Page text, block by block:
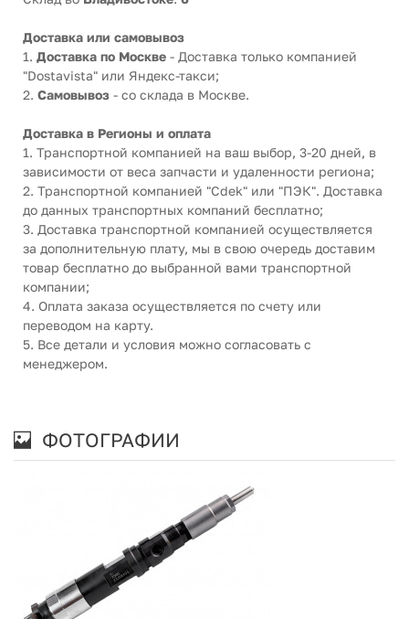
Доставка или самовывоз
1. Доставка по Москве - Доставка только компанией
"Dostavista" или Яндекс-такси;
2. Самовывоз - со склада в Москве.
Доставка в Регионы и оплата
1. Транспортной компанией на ваш выбор, 3-20 дней, в
зависимости от веса запчасти и удаленности региона;
2. Транспортной компанией "Cdek" или "ПЭК". Доставка
до данных транспортных компаний бесплатно;
3. Доставка транспортной компанией осуществляется
за дополнительную плату, мы в свою очередь доставим
товар бесплатно до выбранной вами транспортной
компании;
4. Оплата заказа осуществляется по счету или
переводом на карту.
5. Все детали и условия можно согласовать с
менеджером.
ФОТОГРАФИИ